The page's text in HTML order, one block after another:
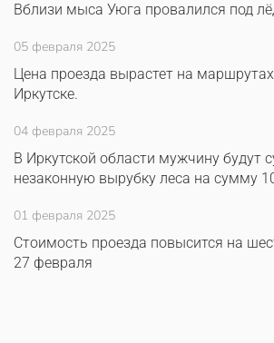
Вблизи мыса Уюга провалился под
05 февраля 2025
Цена проезда вырастет на
Иркутске.
04 февраля 2025
В Иркутской области мужчину будут
незаконную вырубку леса на сумму
01 февраля 2025
Стоимость проезда повысится на
27 февраля